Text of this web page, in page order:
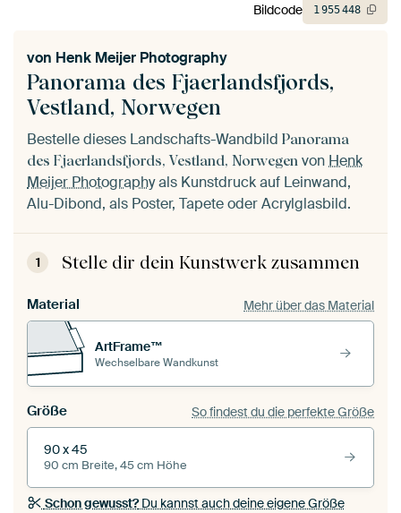
Panorama des Fjaerlandsfjords,
Vestland, Norwegen
von Henk Meijer Photography
Bestelle dieses Landschafts-Wandbild Panorama
des Fjaerlandsfjords, Vestland, Norwegen vonHenk
Meijer Photographyals Kunstdruck auf Leinwand,
Alu-Dibond, als Poster, Tapete oder Acrylglasbild.
1 Stelle dir dein Kunstwerk zusammen
Material Mehr über das Material
ArtFrame™
Wechselbare Wandkunst
Größe So findest du die perfekte Größe
90 x 45
90 cm Breite, 45 cm Höhe
Schon gewusst?Du kannst auch deine eigene Größe
Bildcode 1955448